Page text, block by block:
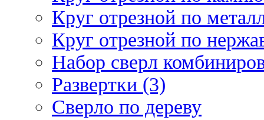
Круг отрезной по
Круг отрезной по
Набор сверл
Развертки (3)
Сверло по дереву